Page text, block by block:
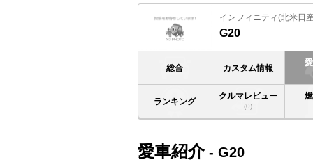
インフィニティ(北米日
G20
総合 カスタム情報
ランキング
クルマレビュー
(0)
愛車紹介- G20